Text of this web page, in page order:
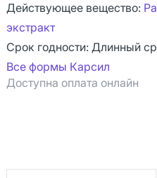
Действующее вещество:
экстракт
Срок годности: Длинный
Все формы Карсил
Доступна оплата онлайн